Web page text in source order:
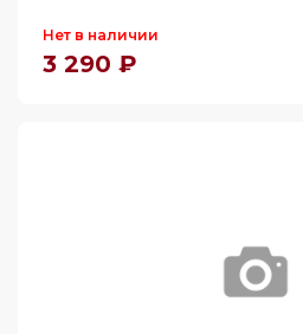
Нет в наличии
3 290 ₽